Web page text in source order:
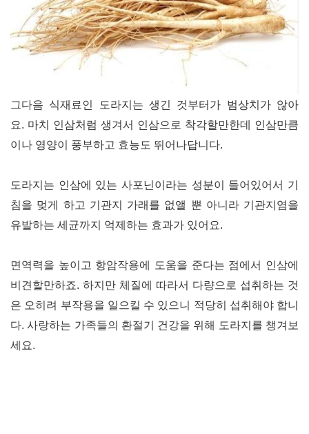
그다음 식재료인 도라지는 생긴 것부터가 범상치가 않아
요. 마치 인삼처럼 생겨서 인삼으로 착각할만한데 인삼만큼
이나 영양이 풍부하고 효능도 뛰어나답니다.
도라지는 인삼에 있는 사포닌이라는 성분이 들어있어서 기
침을 멎게 하고 기관지 가래를 없앨 뿐 아니라 기관지염을
유발하는 세균까지 억제하는 효과가 있어요.
면역력을 높이고 항암작용에 도움을 준다는 점에서 인삼에
비견할만하죠. 하지만 체질에 따라서 다량으로 섭취하는 것
은 오히려 부작용을 일으킬 수 있으니 적당히 섭취해야 합니
다.사랑하는 가족들의 환절기 건강을 위해 도라지를 챙겨보
세요.